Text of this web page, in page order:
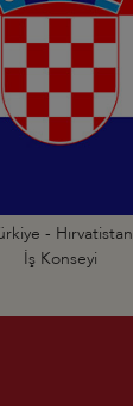
- Hırvatistan
İş Konseyi